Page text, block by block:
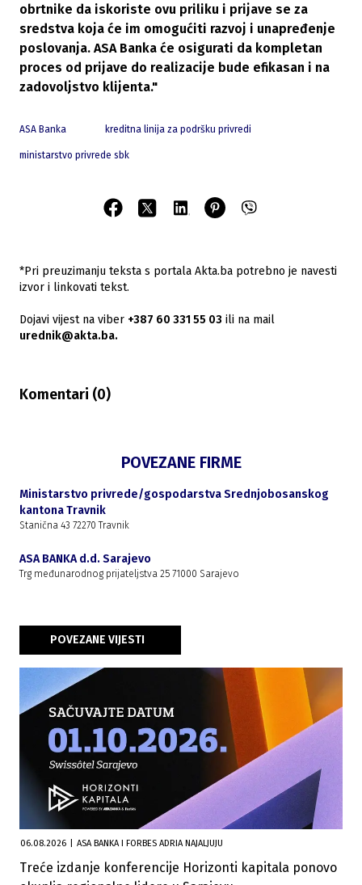
obrtnike da iskoriste ovu priliku i prijave se za
sredstva koja će im omogućiti razvoj i unapređenje
poslovanja. ASA Banka će osigurati da kompletan
proces od prijave do realizacije bude efikasan i na
zadovoljstvo klijenta."
ASA Banka kreditna linija za podršku privredi
ministarstvo privrede sbk
*Pri preuzimanju teksta s portala Akta.ba potrebno je navesti
izvor i linkovati tekst.
Dojavi vijest na viber +387 60 331 55 03 ili na mail
urednik@akta.ba.
Komentari (0)
POVEZANE FIRME
Ministarstvo privrede/gospodarstva Srednjobosanskog
kantona Travnik
Stanična 43 72270 Travnik
ASA BANKA d.d. Sarajevo
Trg međunarodnog prijateljstva 25 71000 Sarajevo
POVEZANE VIJESTI
06.08.2026 ASA BANKA I FORBES ADRIA NAJALJUJU
Treće izdanje konferencije Horizonti kapitala ponovo